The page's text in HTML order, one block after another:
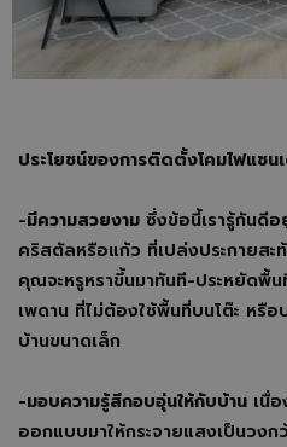
ประโยชน์ของการติดตั้งโคมไฟแชน
-มีความสวยงาม ซึ่งข้อนี้เรารู้กันดี
คริสตัลหรือแก้ว ที่เปล่งประกายส
คุณจะหรูหราขึ้นมาทันที-ประหยัดพื้น
เพดาน ที่ไม่ต้องใช้พื้นที่บนโต๊ะ หรื
บ้านขนาดเล็ก
-มอบความรู้สึกอบอุ่นให้กับบ้าน เนื่
ออกแบบมาให้กระจายแสงเป็นวงก